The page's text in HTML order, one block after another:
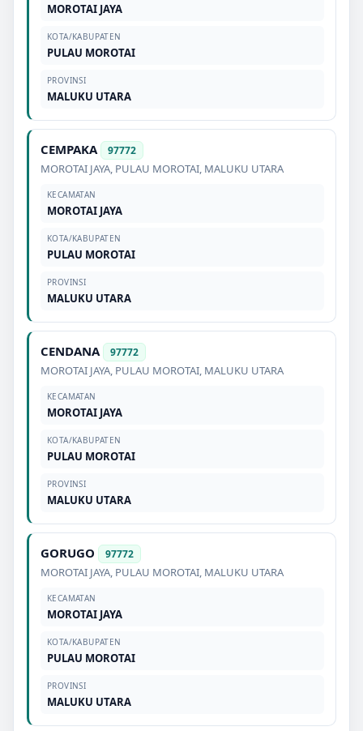
MOROTAI JAYA
KOTA/KABUPATEN
PULAU MOROTAI
PROVINSI
MALUKU UTARA
CEMPAKA 97772
MOROTAI JAYA, PULAU MOROTAI, MALUKU UTARA
KECAMATAN
MOROTAI JAYA
KOTA/KABUPATEN
PULAU MOROTAI
PROVINSI
MALUKU UTARA
CENDANA 97772
MOROTAI JAYA, PULAU MOROTAI, MALUKU UTARA
KECAMATAN
MOROTAI JAYA
KOTA/KABUPATEN
PULAU MOROTAI
PROVINSI
MALUKU UTARA
GORUGO 97772
MOROTAI JAYA, PULAU MOROTAI, MALUKU UTARA
KECAMATAN
MOROTAI JAYA
KOTA/KABUPATEN
PULAU MOROTAI
PROVINSI
MALUKU UTARA